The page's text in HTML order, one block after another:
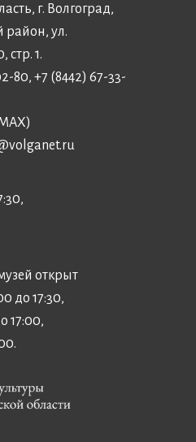
г. Волгоград,
район, ул.
стр. 1.
80, +7 (8442) 67-33-
открыт
до 17:30,
17:00,